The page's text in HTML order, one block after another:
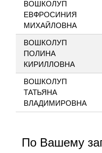
ВОШКОЛУП
ЕВФРОСИНИЯ
МИХАЙЛОВНА
ВОШКОЛУП
ПОЛИНА
КИРИЛЛОВНА
ВОШКОЛУП
ТАТЬЯНА
ВЛАДИМИРОВНА
По Вашему